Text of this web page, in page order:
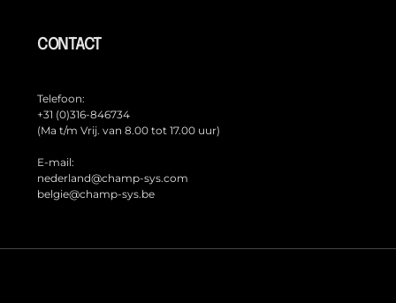
CONTACT
Telefoon:
+31 (0)316-846734
(Ma t/m Vrij. van 8.00 tot 17.00 uur)
E-mail:
nederland@champ-sys.com
belgie@champ-sys.be